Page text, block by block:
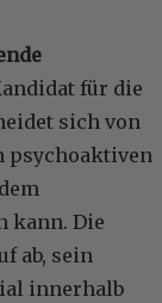
für die
sich von
psychoaktiven
kann. Die
ab, sein
innerhalb